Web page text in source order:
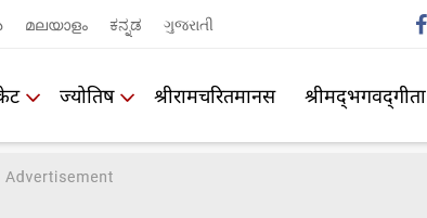
മലയാളം ಕನ್ನಡ ગુજરાતી
ज्योतिष श्रीरामचरितमानस श्रीमद्‍भगवद्‍गीता